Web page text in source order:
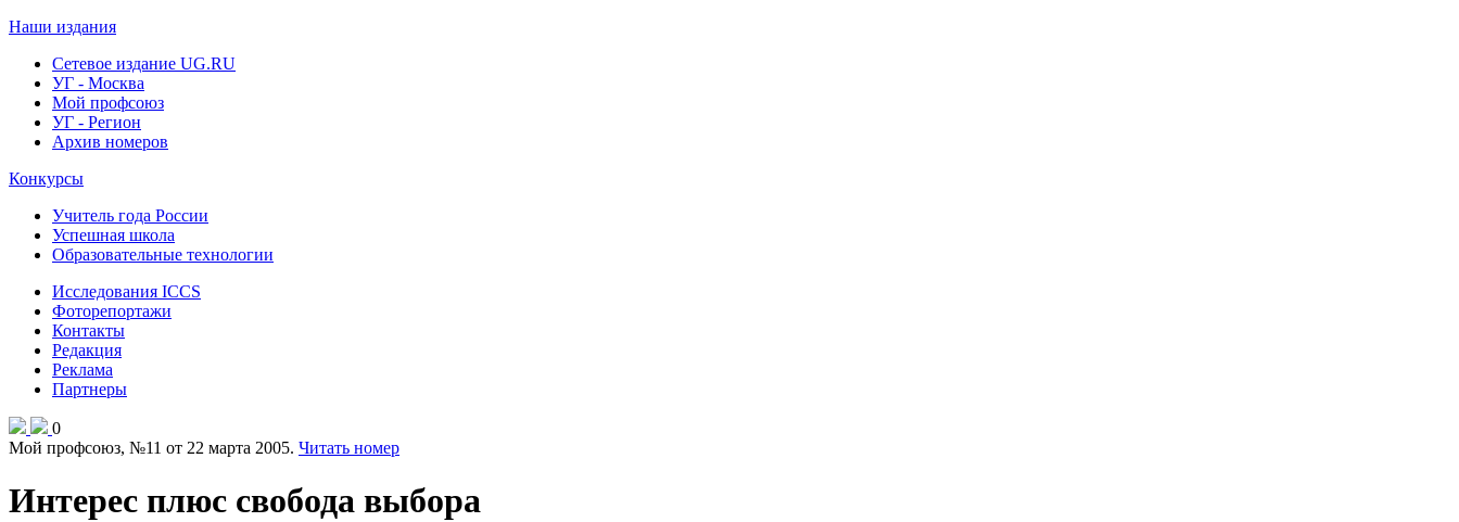
Наши издания
Сетевое издание UG.RU
УГ - Москва
Мой профсоюз
УГ - Регион
Архив номеров
Конкурсы
Учитель года России
Успешная школа
Образовательные технологии
Исследования ICCS
Фоторепортажи
Контакты
Редакция
Реклама
Партнеры
0
Мой профсоюз, №11 от 22 марта 2005. Читать номер
Интерес плюс свобода выбора